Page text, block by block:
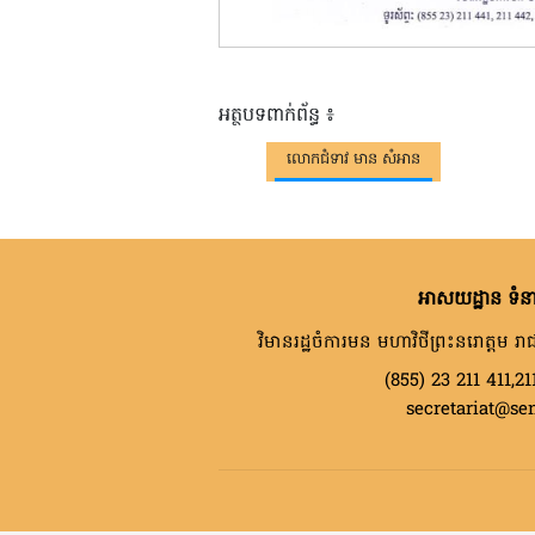
អត្ថបទពាក់ព័ន្ធ ៖
លោកជំទាវ មាន សំអាន
អាសយដ្ឋាន ទំ
វិមានរដ្ឋចំការមន មហាវិថីព្រះនរោត្តម រ
(855) 23 211